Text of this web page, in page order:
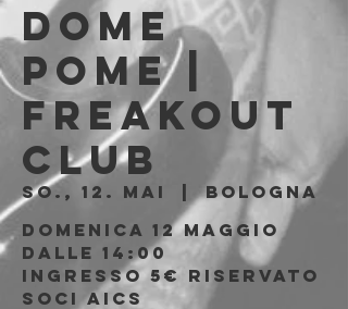
Dome
Pome |
Freakout
Club
So., 12. Mai
  |
Bologna
Domenica 12 Maggio
Dalle 14:00
Ingresso 5€ riservato
soci AICS